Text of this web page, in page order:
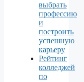
выбрать
профессию
и
построить
успешную
карьеру
Рейтинг
колледжей
по